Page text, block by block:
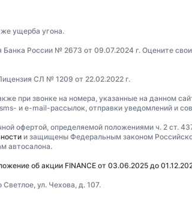
ущерба угона.
Банка России № 2673 от 09.07.2024 г. Оцените
СЛ № 1209 от 22.02.2022 г.
при звонке на номера, указанные на данном
и e-mail-рассылок, отправки уведомлений и
офертой, определяемой положениями ч. 2 ст.
и защищены Федеральным законом
автосалона.
об акции FINANCE от 03.06.2025 до
ул. Чехова, д. 107.